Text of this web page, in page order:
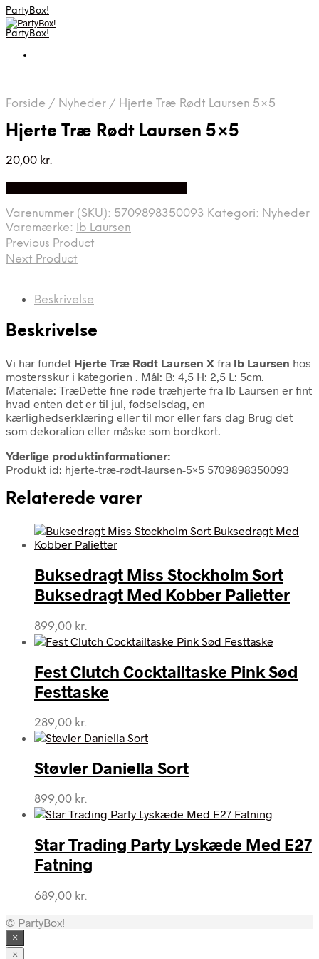
PartyBox!
PartyBox!
Forside / Nyheder / Hjerte Træ Rødt Laursen 5×5
Hjerte Træ Rødt Laursen 5×5
20,00 kr.
Varenummer (SKU): 5709898350093 Kategori: Nyheder
Varemærke: Ib Laursen
Previous Product
Next Product
Beskrivelse
Beskrivelse
Vi har fundet Hjerte Træ Rødt Laursen X fra Ib Laursen hos
mostersskur i kategorien . Mål: B: 4,5 H: 2,5 L: 5cm.
Materiale: TræDette fine røde træhjerte fra Ib Laursen er fint
hvad enten det er til jul, fødselsdag, en
kærlighedserklæring eller til mor eller fars dag Brug det
som dekoration eller måske som bordkort.
Yderlige produktinformationer:
Produkt id: hjerte-træ-rødt-laursen-5×5 5709898350093
Relaterede varer
Buksedragt Miss Stockholm Sort
Buksedragt Med Kobber Palietter
899,00 kr.
Fest Clutch Cocktailtaske Pink Sød
Festtaske
289,00 kr.
Støvler Daniella Sort
899,00 kr.
Star Trading Party Lyskæde Med E27
Fatning
689,00 kr.
© PartyBox!
×
×